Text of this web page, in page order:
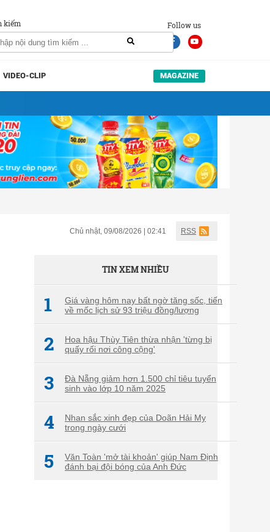
Follow us
kiếm
VIDEO-CLIP MAGAZINE
Chủ nhật, 09/08/2026 | 02:41 RSS
TIN XEM NHIỀU
1
Giá vàng hôm nay bất ngờ tăng sốc, tiến
về mốc lịch sử 93 triệu đồng/lượng
2
Hoa hậu Thùy Tiên thừa nhận 'từng bị
quấy rối nơi công cộng'
3
Đà Nẵng giảm hơn 1.500 chỉ tiêu tuyển
sinh vào lớp 10 năm 2025
4
Nhan sắc xinh đẹp của Doãn Hải My
trong ngày cưới
5
Văn Toàn 'mở tài khoản' giúp Nam Định
đánh bại đội bóng của Anh Đức